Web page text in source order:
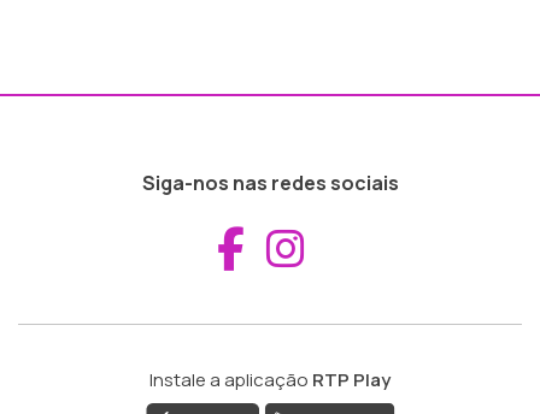
Siga-nos nas redes sociais
Aceder ao
Instale a aplicação RTP Play